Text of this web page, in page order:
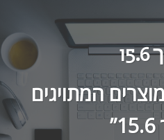
המתויגים